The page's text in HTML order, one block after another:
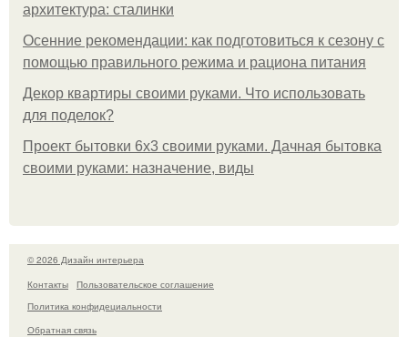
архитектура: сталинки
Осенние рекомендации: как подготовиться к сезону с
помощью правильного режима и рациона питания
Декор квартиры своими руками. Что использовать
для поделок?
Проект бытовки 6х3 своими руками. Дачная бытовка
своими руками: назначение, виды
© 2026 Дизайн интерьера
Контакты
Пользовательское соглашение
Политика конфидециальности
Обратная связь